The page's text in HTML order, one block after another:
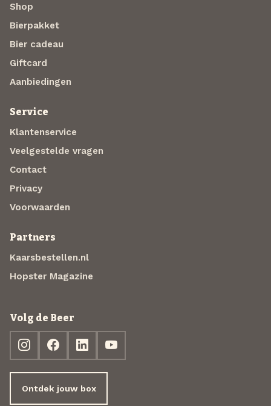
Shop
Bierpakket
Bier cadeau
Giftcard
Aanbiedingen
Service
Klantenservice
Veelgestelde vragen
Contact
Privacy
Voorwaarden
Partners
Kaarsbestellen.nl
Hopster Magazine
Volg de Beer
Ontdek jouw box